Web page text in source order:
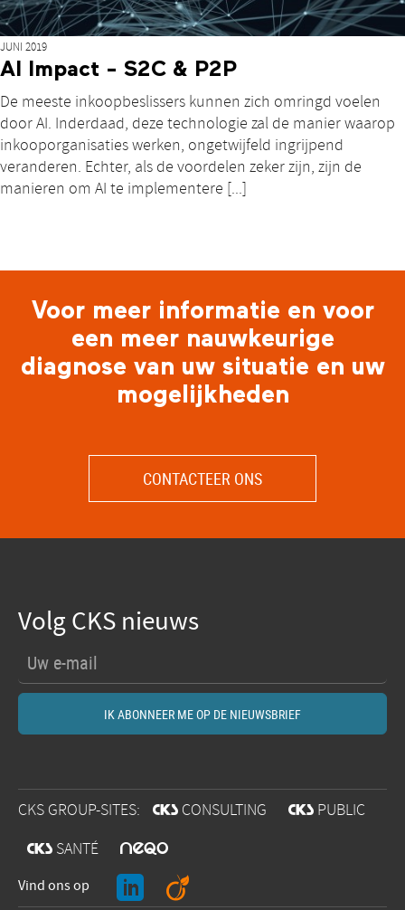
JUNI 2019
AI Impact - S2C & P2P
De meeste inkoopbeslissers kunnen zich omringd voelen
door AI. Inderdaad, deze technologie zal de manier waarop
inkooporganisaties werken, ongetwijfeld ingrijpend
veranderen. Echter, als de voordelen zeker zijn, zijn de
manieren om AI te implementere [...]
Voor meer informatie en voor
een meer nauwkeurige
diagnose van uw situatie en uw
mogelijkheden
CONTACTEER ONS
Volg CKS nieuws
CKS GROUP-SITES: @ CONSULTING @ PUBLIC
@ SANTÉ O
Vind ons op J A